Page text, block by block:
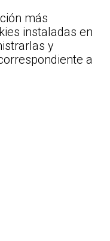
más
instaladas en
y
a